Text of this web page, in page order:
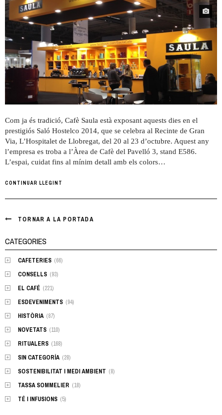
Com ja és tradició, Cafè Saula està exposant aquests dies en el
prestigiós Saló Hostelco 2014, que se celebra al Recinte de Gran
Via, L’Hospitalet de Llobregat, del 20 al 23 d’octubre. Aquest any
l’empresa es troba a l’Àrea de Cafè del Pavelló 3, stand E586.
L’espai, cuidat fins al mínim detall amb els colors…
CONTINUAR LLEGINT
TORNAR A LA PORTADA
CATEGORIES
CAFETERIES (66)
CONSELLS (93)
EL CAFÉ (221)
ESDEVENIMENTS (94)
HISTÒRIA (87)
NOVETATS (110)
RITUALERS (168)
SIN CATEGORÍA (28)
SOSTENIBILITAT I MEDI AMBIENT (8)
TASSA SOMMELIER (18)
TÉ I INFUSIONS (5)